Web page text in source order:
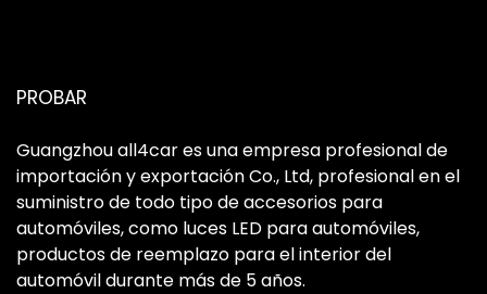
PROBAR
Guangzhou all4car es una empresa profesional de
importación y exportación Co., Ltd, profesional en el
suministro de todo tipo de accesorios para
automóviles, como luces LED para automóviles,
productos de reemplazo para el interior del
automóvil durante más de 5 años.